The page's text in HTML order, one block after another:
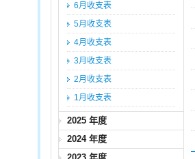
6月收支表
5月收支表
4月收支表
3月收支表
2月收支表
1月收支表
2025 年度
2024 年度